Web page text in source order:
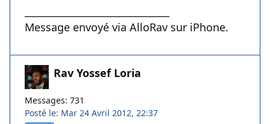
Message envoyé via AlloRav sur iPhone.
Rav Yossef Loria
Messages: 731
Posté le: Mar 24 Avril 2012, 22:37